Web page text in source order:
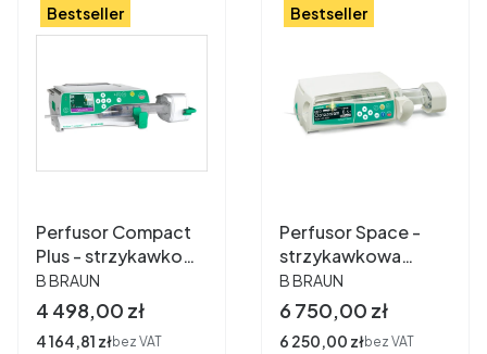
Bestseller
Perfusor Compact
Plus - strzykawkowa
pompa infuzyjna ref
8717030
PRODUCENT
B BRAUN
Cena
4 498,00 zł
Cena
4 164,81 złbez VAT
Bestseller
Perfusor Space -
strzykawkowa
pompa infuzyjna ref
8713030
PRODUCENT
B BRAUN
Cena
6 750,00 zł
Cena
6 250,00 złbez VAT